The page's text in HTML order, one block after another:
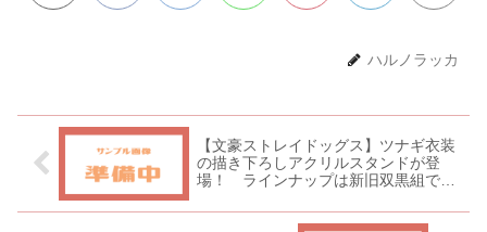
ハルノラッカ
【文豪ストレイドッグス】ツナギ衣装
の描き下ろしアクリルスタンドが登
場！ ラインナップは新旧双黒組で